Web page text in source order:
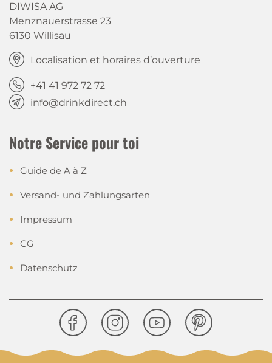
DIWISA AG
Menznauerstrasse 23
6130 Willisau
Localisation et horaires d’ouverture
+41 41 972 72 72
info@drinkdirect.ch
Notre Service pour toi
Guide de A à Z
Versand- und Zahlungsarten
Impressum
CG
Datenschutz